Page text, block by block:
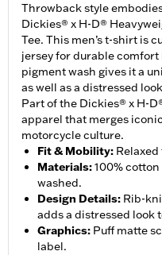
Throwback style
Dickies® x H-D®
Tee. This men’s t-shirt is
jersey for durable
pigment wash gives it a
as well as a distressed
Part of the Dickies® x H-
apparel that merges
motorcycle culture.
Fit & Mobility: Relaxed
Materials:100%
washed.
Design Details: Rib-
adds a distressed look
Graphics: Puff matte
label.